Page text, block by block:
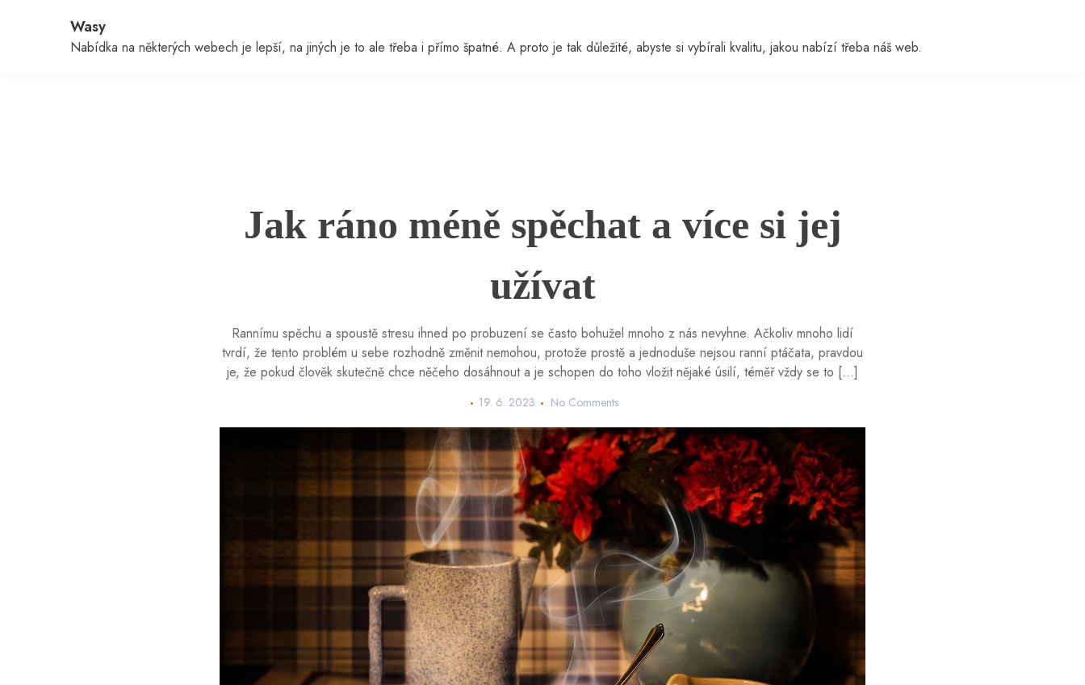
Wasy
Nabídka na některých webech je lepší, na jiných je to ale třeba i přímo špatné. A proto je tak důležité, abyste si vybírali kvalitu, jakou nabízí třeba náš web.
Jak ráno méně spěchat a více si jej
užívat
Rannímu spěchu a spoustě stresu ihned po probuzení se často bohužel mnoho z nás nevyhne. Ačkoliv mnoho lidí
tvrdí, že tento problém u sebe rozhodně změnit nemohou, protože prostě a jednoduše nejsou ranní ptáčata, pravdou
je, že pokud člověk skutečně chce něčeho dosáhnout a je schopen do toho vložit nějaké úsilí, téměř vždy se to […]
19. 6. 2023 No Comments